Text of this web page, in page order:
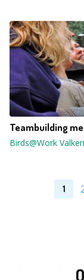
Teambuilding
Birds@Work
1